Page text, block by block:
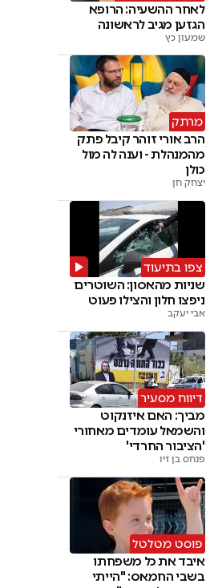
לאחר ההשעיה: הרופא
הגזען מגיב לראשונה
שמעון כץ
מרתק
הרב אורי זוהר קיבל פתק
מהמנהלת - וענה לה מול
כולן
יצחק חן
צפו בתיעוד
שניות מהאסון: השוטרים
ניפצו חלון והצילו פעוט
אבי יעקב
דיווח מסעיר
מביך: האם איזנקוט
והשמאל עומדים מאחורי
'הציבור החרדי'
פנחס בן זיו
פוסט מטלטל
איבד את כל משפחתו
בשבי החמאס: "הייתי